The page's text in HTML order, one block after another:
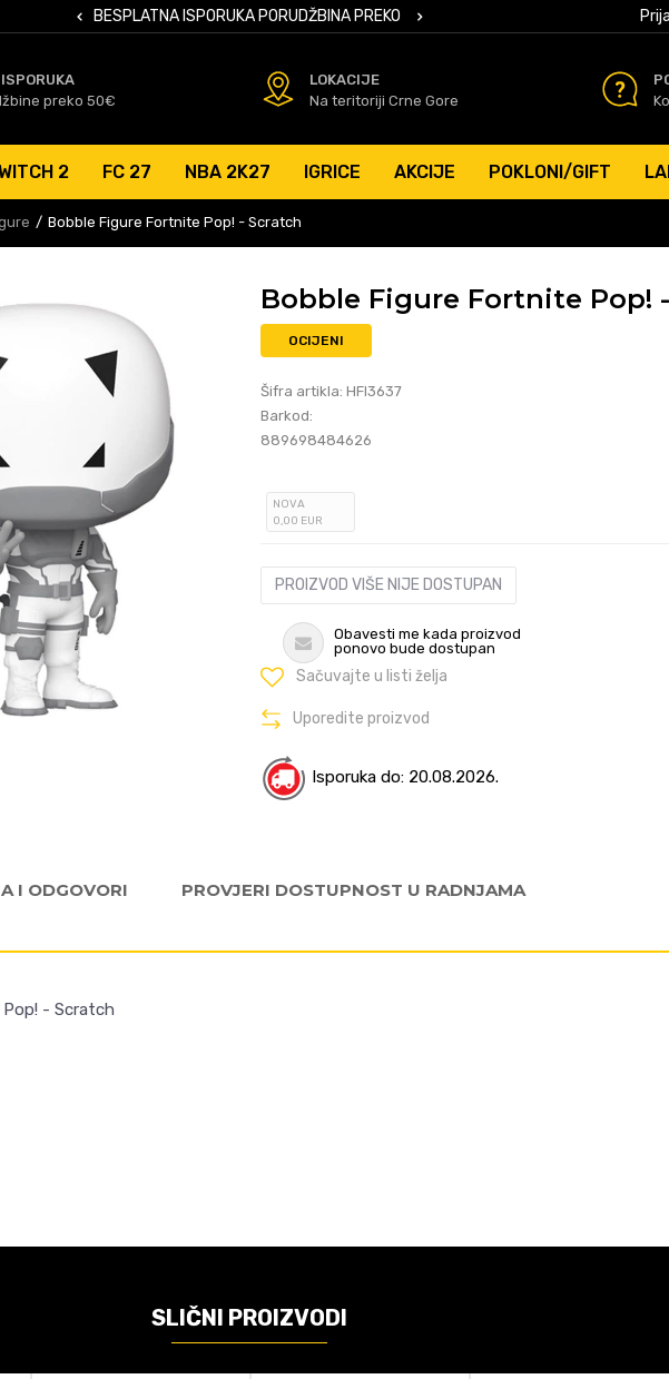
BESPLATNA ISPORUKA PORUDŽBINA PREKO 50 EURSIGURNO PLAĆANJE PLATNIM
preko 50€
LOKACIJE
Na teritoriji Crne Gore
2 FC 27 NBA 2K27 IGRICE AKCIJE POKLONI/GIFT
Bobble Figure Fortnite Pop! - Scratch
Bobble Figure Fortnite Pop!
OCIJENI
Šifra artikla: HFI3637
Barkod:
889698484626
NOVA
0,00 EUR
PROIZVOD VIŠE NIJE DOSTUPAN
Obavesti me kada proizvod
ponovo bude dostupan
Sačuvajte u listi želja
Uporedite proizvod
Isporuka do: 20.08.2026.
I ODGOVORI
PROVJERI DOSTUPNOST U RADNJAMA
- Scratch
Funko
Fortnite
SLIČNI PROIZVODI